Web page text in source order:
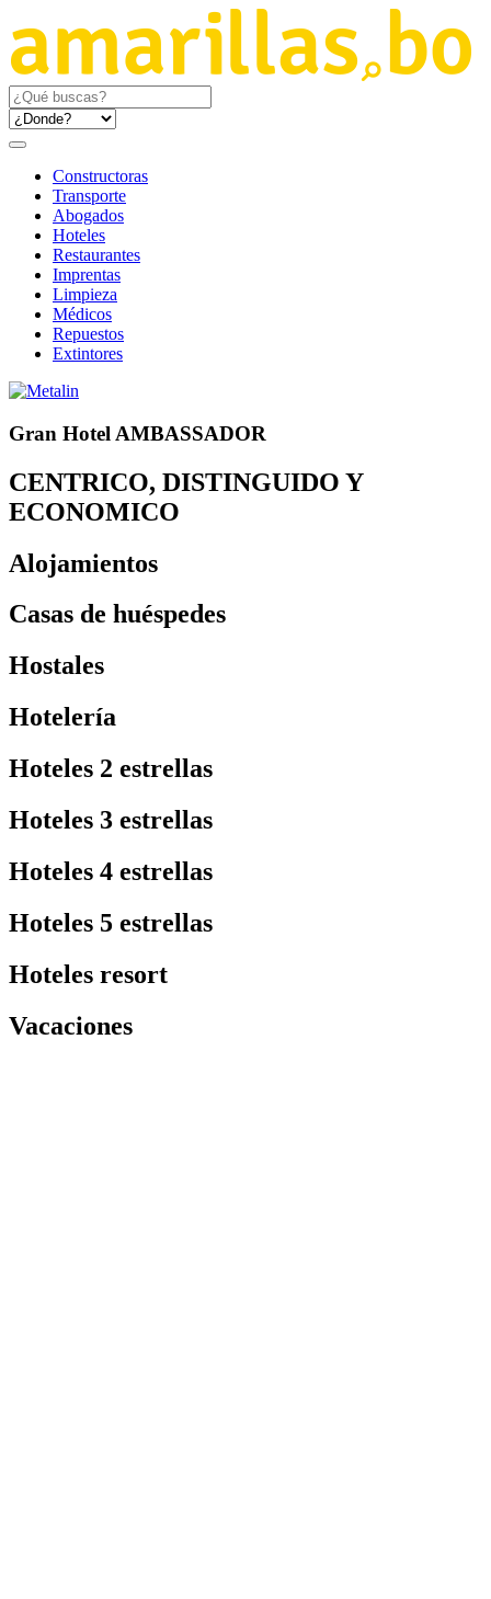
Constructoras
Transporte
Abogados
Hoteles
Restaurantes
Imprentas
Limpieza
Médicos
Repuestos
Extintores
Gran Hotel AMBASSADOR
CENTRICO, DISTINGUIDO Y
ECONOMICO
Alojamientos
Casas de huéspedes
Hostales
Hotelería
Hoteles 2 estrellas
Hoteles 3 estrellas
Hoteles 4 estrellas
Hoteles 5 estrellas
Hoteles resort
Vacaciones